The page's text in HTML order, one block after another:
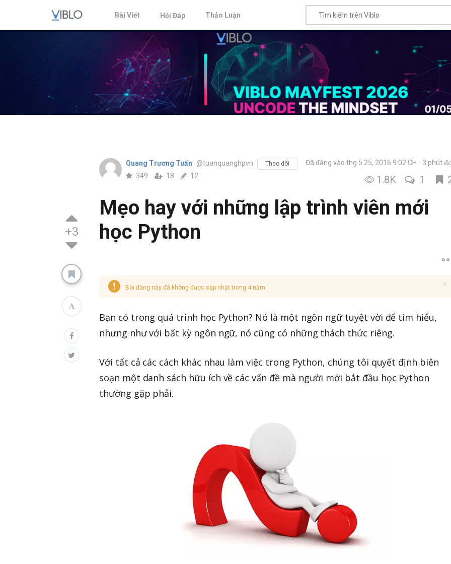
Bài Viết Hỏi Đáp Thảo Luận
+3
Quang Trương Tuấn @tuanquanghpvn Theo dõi
349 18 12
Đã đăng vào thg 5 25, 2016 9:02 CH 3 phút
1.8K 1
Mẹo hay với những lập trình viên mới
học Python
Bài đăng này đã không được cập nhật trong 4 năm
Bạn có trong quá trình học Python? Nó là một ngôn ngữ tuyệt vời để tìm hiểu,
nhưng như với bất kỳ ngôn ngữ, nó cũng có những thách thức riêng.
Với tất cả các cách khác nhau làm việc trong Python, chúng tôi quyết định biên
soạn một danh sách hữu ích về các vấn đề mà người mới bắt đầu học Python
thường gặp phải.